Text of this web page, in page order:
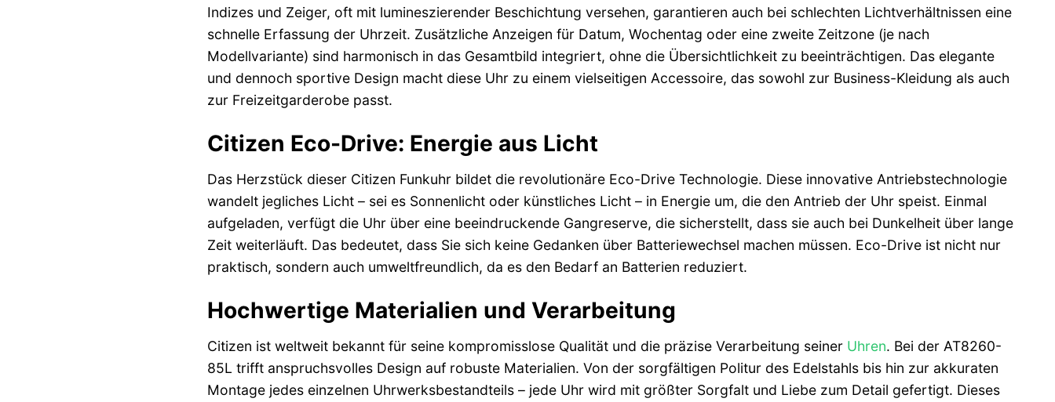
Indizes und Zeiger, oft mit lumineszierender Beschichtung versehen, garantieren auch bei schlechten Lichtverhältnissen eine
schnelle Erfassung der Uhrzeit. Zusätzliche Anzeigen für Datum, Wochentag oder eine zweite Zeitzone (je nach
Modellvariante) sind harmonisch in das Gesamtbild integriert, ohne die Übersichtlichkeit zu beeinträchtigen. Das elegante
und dennoch sportive Design macht diese Uhr zu einem vielseitigen Accessoire, das sowohl zur Business-Kleidung als auch
zur Freizeitgarderobe passt.
Citizen Eco-Drive: Energie aus Licht
Das Herzstück dieser Citizen Funkuhr bildet die revolutionäre Eco-Drive Technologie. Diese innovative Antriebstechnologie
wandelt jegliches Licht – sei es Sonnenlicht oder künstliches Licht – in Energie um, die den Antrieb der Uhr speist. Einmal
aufgeladen, verfügt die Uhr über eine beeindruckende Gangreserve, die sicherstellt, dass sie auch bei Dunkelheit über lange
Zeit weiterläuft. Das bedeutet, dass Sie sich keine Gedanken über Batteriewechsel machen müssen. Eco-Drive ist nicht nur
praktisch, sondern auch umweltfreundlich, da es den Bedarf an Batterien reduziert.
Hochwertige Materialien und Verarbeitung
Citizen ist weltweit bekannt für seine kompromisslose Qualität und die präzise Verarbeitung seiner Uhren. Bei der AT8260-
85L trifft anspruchsvolles Design auf robuste Materialien. Von der sorgfältigen Politur des Edelstahls bis hin zur akkuraten
Montage jedes einzelnen Uhrwerksbestandteils – jede Uhr wird mit größter Sorgfalt und Liebe zum Detail gefertigt. Dieses